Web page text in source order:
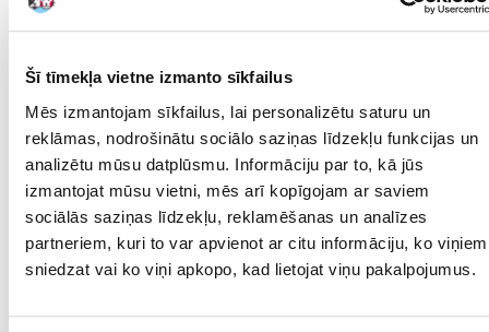
Šī tīmekļa vietne izmanto sīkfailus
Mēs izmantojam sīkfailus, lai personalizētu saturu un
reklāmas, nodrošinātu sociālo saziņas līdzekļu funkcijas un
analizētu mūsu datplūsmu. Informāciju par to, kā jūs
izmantojat mūsu vietni, mēs arī kopīgojam ar saviem
sociālās saziņas līdzekļu, reklamēšanas un analīzes
partneriem, kuri to var apvienot ar citu informāciju, ko viņiem
sniedzat vai ko viņi apkopo, kad lietojat viņu pakalpojumus.
Plastmasas mācību podiņš kucēniem
Podiņš kucēniem ir praktisks un higiēnisks risinājums, kas atbalsta
mācību procesu, kā darīt savas vajadzības noteiktā vietā. Neaizstājams
suņa pirmos dzīves mēnešos, īpaši gadījumos, kad nav iespējams bieži
doties pastaigās.
Produkts sastāv no izturīgas plastmasas pamatnes un salokāmas
rāmja, kas stabili notur higiēnisko ieliktni (jāiegādājas atsevišķi) un
neļauj tai pārvietoties vai dzīvniekam to sakost. Pateicoties
neslīdošajām gumijas kājiņām, podiņš neslīd pa grīdu, kas nodrošina
drošu lietošanu pat uz gludām virsmām.
vajadzības mājās.